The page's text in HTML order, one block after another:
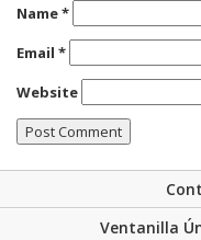
Name*
Email *
Website
Ventanilla